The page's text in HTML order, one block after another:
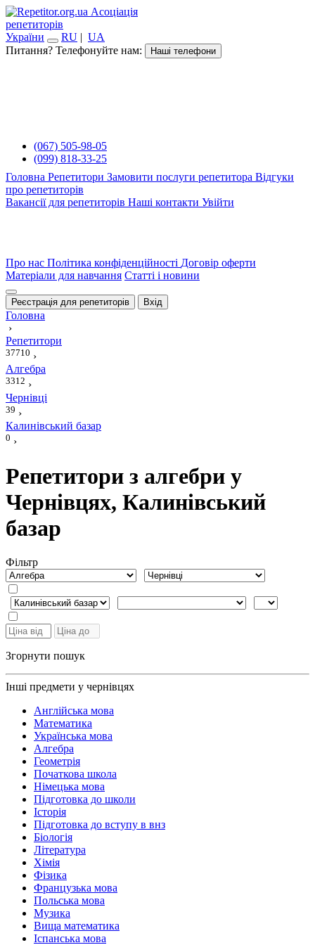
Асоціація
репетиторів
України
RU | UA
Питання? Телефонуйте нам:
Наші телефони
(067) 505-98-05
(099) 818-33-25
Головна Репетитори Замовити послуги репетитора Відгуки
про репетиторів
Вакансії для репетиторів Наші контакти Увійти
Про нас Політика конфіденційності Договір оферти
Матеріали для навчання Статті і новини
Реєстрація для репетиторів Вхід
Головна
›
Репетитори
37710 ›
Алгебра
3312 ›
Чернівці
39 ›
Калинівський базар
0 ›
Репетитори з алгебри у
Чернівцях, Калинівський
базар
Фiльтр
Згорнути пошук
Інші предмети у чернівцях
Англійська мова
Математика
Українська мова
Алгебра
Геометрія
Початкова школа
Німецька мова
Підготовка до школи
Історія
Підготовка до вступу в внз
Біологія
Література
Хімія
Фізика
Французька мова
Польська мова
Музика
Вища математика
Іспанська мова